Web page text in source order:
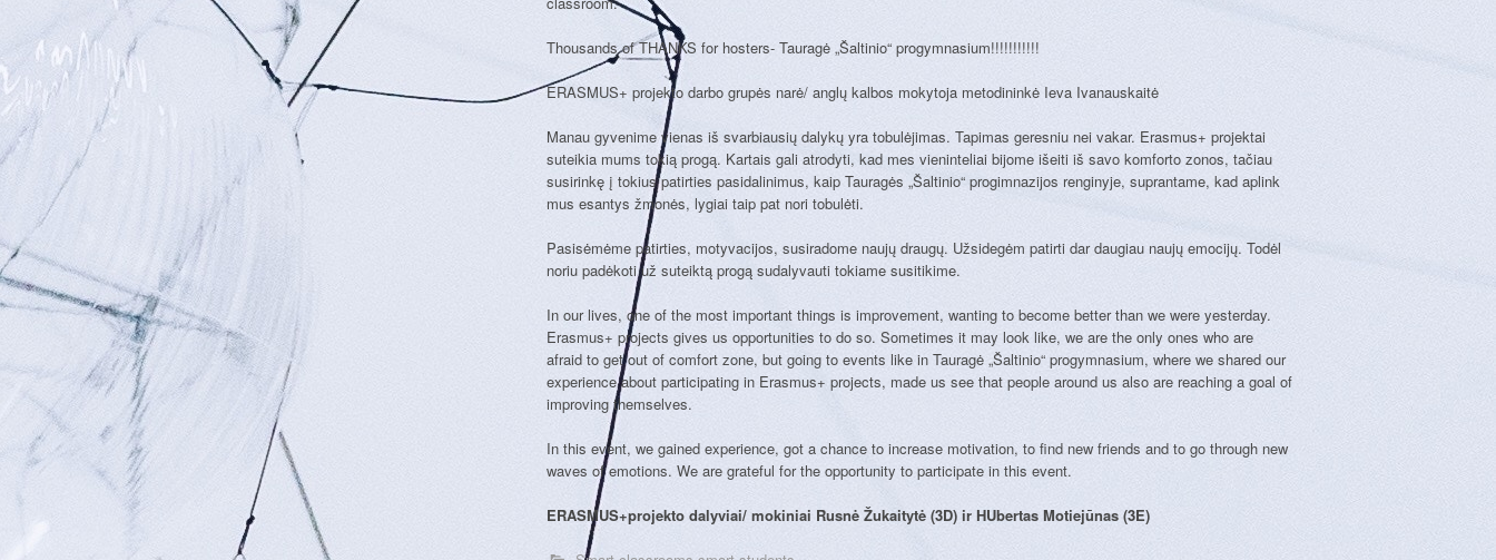
Thousands of THANKS for hosters- Tauragė „Šaltinio“ progymnasium!!!!!!!!!!!
ERASMUS+ projekto darbo grupės narė/ anglų kalbos mokytoja metodininkė Ieva Ivanauskaitė
Manau gyvenime vienas iš svarbiausių dalykų yra tobulėjimas. Tapimas geresniu nei vakar. Erasmus+ projektai
suteikia mums tokią progą. Kartais gali atrodyti, kad mes vieninteliai bijome išeiti iš savo komforto zonos, tačiau
susirinkę į tokius patirties pasidalinimus, kaip Tauragės „Šaltinio“ progimnazijos renginyje, suprantame, kad aplink
mus esantys žmonės, lygiai taip pat nori tobulėti.
Pasisėmėme patirties, motyvacijos, susiradome naujų draugų. Užsidegėm patirti dar daugiau naujų emocijų. Todėl
noriu padėkoti už suteiktą progą sudalyvauti tokiame susitikime.
In our lives, one of the most important things is improvement, wanting to become better than we were yesterday.
Erasmus+ projects gives us opportunities to do so. Sometimes it may look like, we are the only ones who are
afraid to get out of comfort zone, but going to events like in Tauragė „Šaltinio“ progymnasium, where we shared our
experience about participating in Erasmus+ projects, made us see that people around us also are reaching a goal of
improving themselves.
In this event, we gained experience, got a chance to increase motivation, to find new friends and to go through new
waves of emotions. We are grateful for the opportunity to participate in this event.
ERASMUS+projekto dalyviai/ mokiniai Rusnė Žukaitytė (3D) ir HUbertas Motiejūnas (3E)